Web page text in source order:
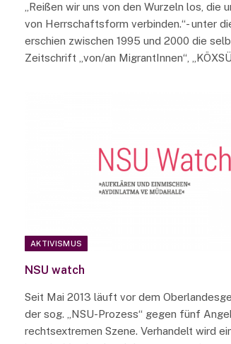
„Reißen wir uns von den Wurzeln los, die
von Herrschaftsform verbinden.“- unter
erschien zwischen 1995 und 2000 die
Zeitschrift „von/an MigrantInnen“,
AKTIVISMUS
NSU watch
Seit Mai 2013 läuft vor dem
der sog. „NSU-Prozess“ gegen fünf
rechtsextremen Szene. Verhandelt wird